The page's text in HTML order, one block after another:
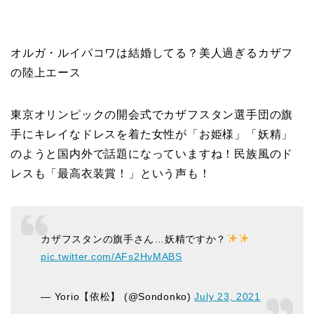
オルガ・ルイパコワは結婚してる？美人過ぎるカザフ
の陸上エース
東京オリンピックの開会式でカザフスタン選手団の旗
手にキレイなドレスを着た女性が「お姫様」「妖精」
のようと国内外で話題になっていますね！民族風のド
レスも「最高衣装賞！」という声も！
カザフスタンの旗手さん…妖精ですか？
pic.twitter.com/AFs2HvMABS
— Yorio【依松】 (@Sondonko)July 23, 2021